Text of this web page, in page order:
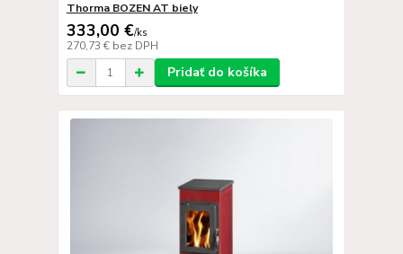
Thorma BOZEN AT biely
333,00 €/ks
270,73 € bez DPH
Pridať do košíka